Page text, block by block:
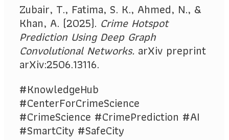
Zubair, T., Fatima, S. K., Ahmed, N., &
Khan, A. (2025). Crime Hotspot
Prediction Using Deep Graph
Convolutional Networks. arXiv preprint
arXiv:2506.13116.
#KnowledgeHub
#CenterForCrimeScience
#CrimeScience #CrimePrediction #AI
#SmartCity #SafeCity